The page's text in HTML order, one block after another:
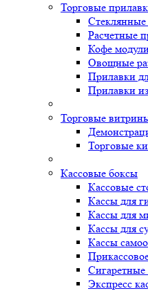
Торговые
Расчетные
Кофе
Овощные
Прилавки
Прилавки
Торговые
Торговые
Кассовые боксы
Кассовые
Кассы для
Кассы для
Кассы для
Кассы
Экспресс